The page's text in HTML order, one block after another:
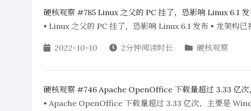
硬核观察 #785 Linux 之父的 PC 挂了，恐影响 Linux 6.1 发
• Linux 之父的 PC 挂了，恐影响 Linux 6.1 发布 • 龙架构
2022-10-10 2分钟阅读时长 硬核观察
硬核观察 #746 Apache OpenOffice 下载量超过 3.33 亿
• Apache OpenOffice 下载量超过 3.33 亿次，主要是